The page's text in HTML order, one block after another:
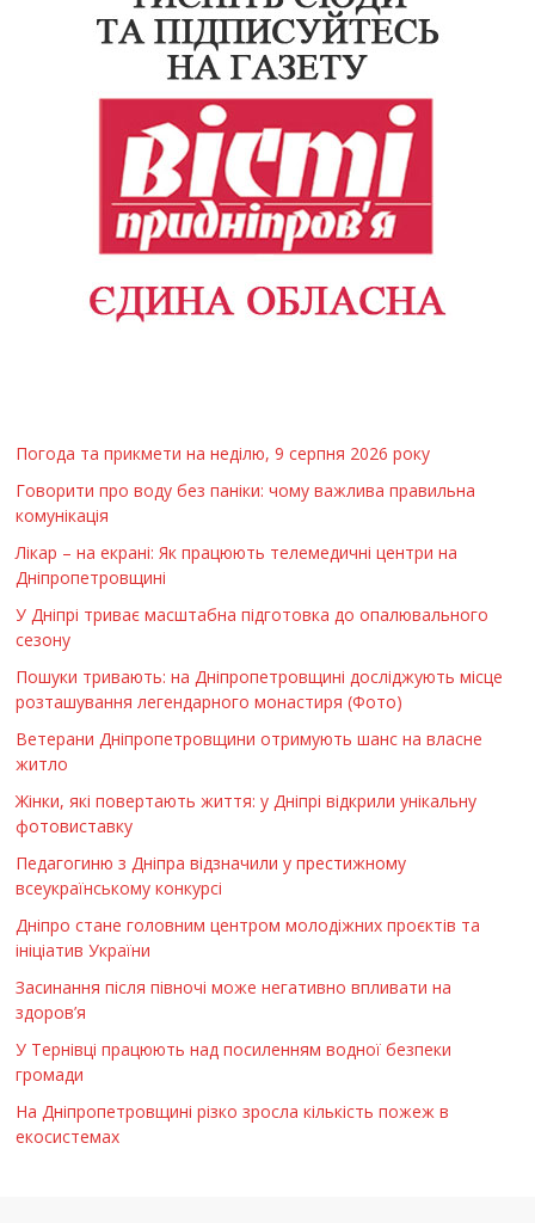
Погода та прикмети на неділю, 9 серпня 2026 року
Говорити про воду без паніки: чому важлива правильна
комунікація
Лікар – на екрані: Як працюють телемедичні центри на
Дніпропетровщині
У Дніпрі триває масштабна підготовка до опалювального
сезону
Пошуки тривають: на Дніпропетровщині досліджують місце
розташування легендарного монастиря (Фото)
Ветерани Дніпропетровщини отримують шанс на власне
житло
Жінки, які повертають життя: у Дніпрі відкрили унікальну
фотовиставку
Педагогиню з Дніпра відзначили у престижному
всеукраїнському конкурсі
Дніпро стане головним центром молодіжних проєктів та
ініціатив України
Засинання після півночі може негативно впливати на
здоров’я
У Тернівці працюють над посиленням водної безпеки
громади
На Дніпропетровщині різко зросла кількість пожеж в
екосистемах